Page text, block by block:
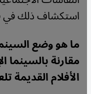
استكشاف ذلك في
ما هو وضع
مقارنة بالسينما
الأفلام القديمة